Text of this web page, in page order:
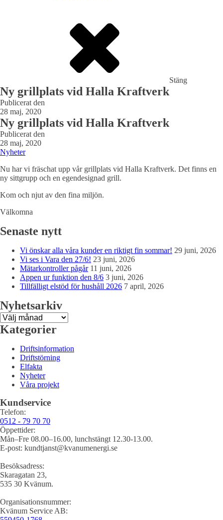
Stäng
Ny grillplats vid Halla Kraftverk
Publicerat den
28 maj, 2020
Ny grillplats vid Halla Kraftverk
Publicerat den
28 maj, 2020
Nyheter
Nu har vi fräschat upp vår grillplats vid Halla Kraftverk. Det finns en
ny sittgrupp och en egendesignad grill.
Kom och njut av den fina miljön.
Välkomna
Senaste nytt
Vi önskar alla våra kunder en riktigt fin sommar! 29 juni, 2026
Vi ses i Vara den 27/6! 23 juni, 2026
Mätarkontroller pågår 11 juni, 2026
Appen ur funktion den 8/6 3 juni, 2026
Tillfälligt elstöd för hushåll 2026 7 april, 2026
Nyhetsarkiv
Nyhetsarkiv
Kategorier
Driftsinformation
Driftstörning
Elfakta
Nyheter
Våra projekt
Kundservice
Telefon:
0512 - 79 70 70
Öppettider:
Mån–Fre 08.00–16.00, lunchstängt 12.30-13.00.
E-post: kundtjanst@kvanumenergi.se
Besöksadress:
Skaragatan 23,
535 30 Kvänum.
Organisationsnummer:
Kvänum Service AB: